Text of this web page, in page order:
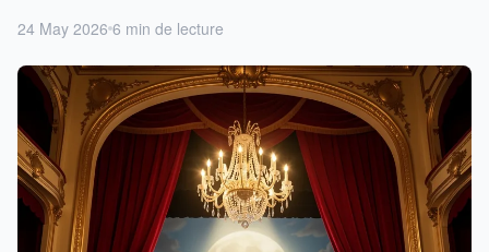
24 May 2026 6 min de lecture